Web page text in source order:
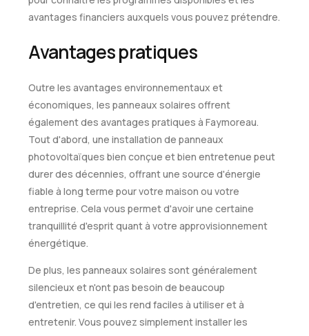
avantages financiers auxquels vous pouvez prétendre.
Avantages pratiques
Outre les avantages environnementaux et
économiques, les panneaux solaires offrent
également des avantages pratiques à Faymoreau.
Tout d'abord, une installation de panneaux
photovoltaïques bien conçue et bien entretenue peut
durer des décennies, offrant une source d'énergie
fiable à long terme pour votre maison ou votre
entreprise. Cela vous permet d'avoir une certaine
tranquillité d'esprit quant à votre approvisionnement
énergétique.
De plus, les panneaux solaires sont généralement
silencieux et n'ont pas besoin de beaucoup
d'entretien, ce qui les rend faciles à utiliser et à
entretenir. Vous pouvez simplement installer les